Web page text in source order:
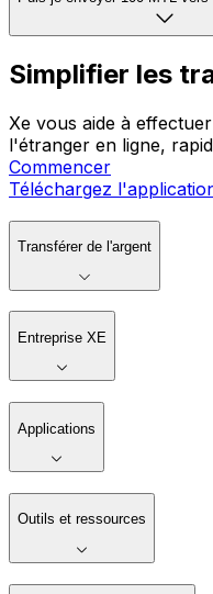
Simplifier les
Xe vous aide à
l'étranger en ligne,
Commencer
Téléchargez
Transférer de l'argent
Entreprise XE
Applications
Outils et ressources